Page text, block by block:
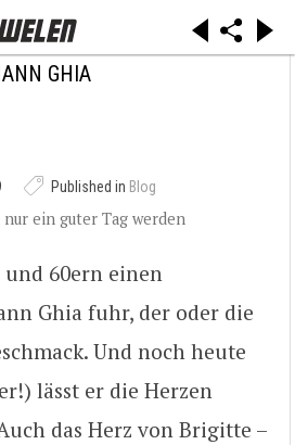
GHIA
Published in Blog
nur ein guter Tag werden
60ern einen
Ghia fuhr, der oder die
Und noch heute
lässt er die Herzen
das Herz von Brigitte –